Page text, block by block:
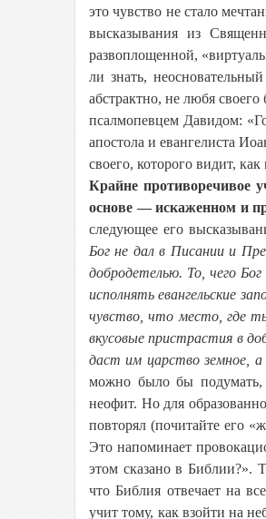
это чувство не стало
высказывания из
развоплощенной,
ли знать,
абстрактно, не любя
псалмопевцем Давидом:
апостола и евангелиста
своего, которого видит,
Крайне противоречивое
основе — искаженном и
следующее его
Бог не дал в Писании и
добродетелью. То, чего Бог
исполнять евангельские
чувство, что место, где
вкусовые пристрастия в
даст им царство земное, а
можно было бы подумать,
неофит. Но для
повторял (почитайте его
Это напоминает
этом сказано в Библии?».
что Библия отвечает на
учит тому, как взойти на